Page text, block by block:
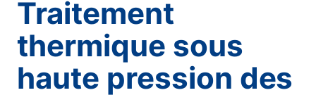
Traitement
thermique sous
haute pression des